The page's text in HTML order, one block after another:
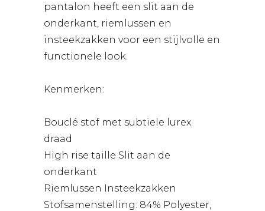
pantalon heeft een slit aan de
onderkant, riemlussen en
insteekzakken voor een stijlvolle en
functionele look.
Kenmerken:
Bouclé stof met subtiele lurex
draad
High rise taille Slit aan de
onderkant
Riemlussen Insteekzakken
Stofsamenstelling: 84% Polyester,